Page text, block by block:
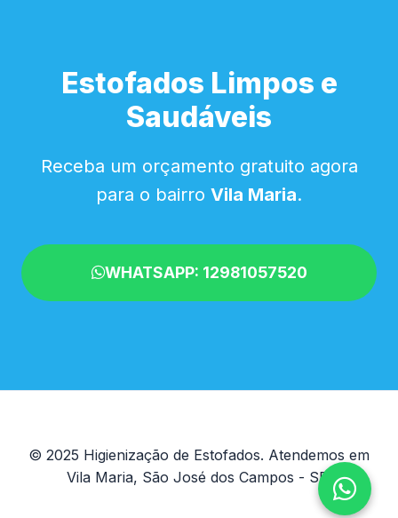
Estofados Limpos e
Saudáveis
Receba um orçamento gratuito agora
para o bairro Vila Maria.
WHATSAPP: 12981057520
© 2025 Higienização de Estofados. Atendemos em
Vila Maria, São José dos Campos - SP.